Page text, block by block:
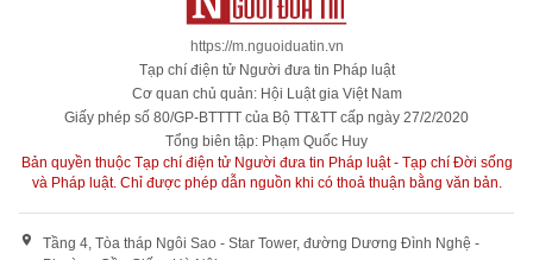
https://m.nguoiduatin.vn
Tạp chí điện tử Người đưa tin Pháp luật
Cơ quan chủ quản: Hội Luật gia Việt Nam
Giấy phép số 80/GP-BTTTT của Bộ TT&TT cấp ngày 27/2/2020
Tổng biên tập: Phạm Quốc Huy
Bản quyền thuộc Tạp chí điện tử Người đưa tin Pháp luật - Tạp chí Đời sống
và Pháp luật. Chỉ được phép dẫn nguồn khi có thoả thuận bằng văn bản.
Tầng 4, Tòa tháp Ngôi Sao - Star Tower, đường Dương Đình Nghệ -